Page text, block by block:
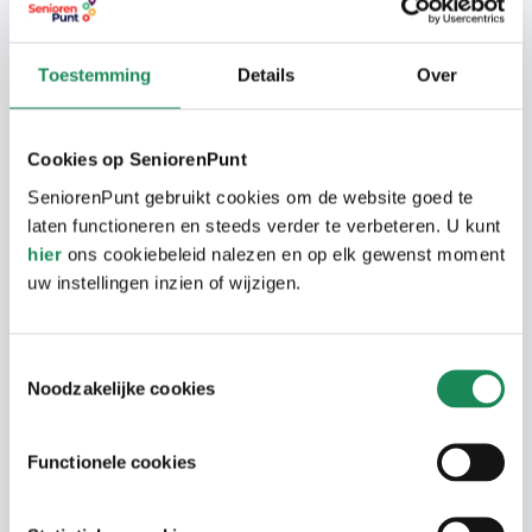
Toestemming Details Over
Cookies op SeniorenPunt
SeniorenPunt gebruikt cookies om de website goed te
laten functioneren en steeds verder te verbeteren. U kunt
hier ons cookiebeleid nalezen en op elk gewenst moment
uw instellingen inzien of wijzigen.
Noodzakelijke cookies
Functionele cookies
Woonservicekosten € 72,10
Totale huurkosten € 951,76
Toewijzingscriteria:
1 persoons huishouden: inkomen tussen €
27.726 en € 47.699
Er is geen huurtoeslag mogelijk.
Bezichtigen van dit appartement kan na 13
augustus.